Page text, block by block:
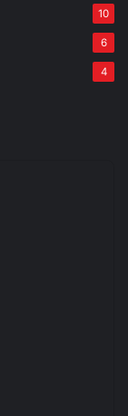
10
6
4